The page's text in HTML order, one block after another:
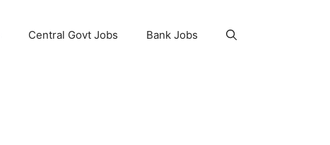
Central Govt Jobs Bank Jobs